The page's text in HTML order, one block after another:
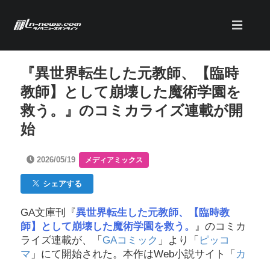
『異世界転生した元教師、【臨時
教師】として崩壊した魔術学園を
救う。』のコミカライズ連載が開
始
2026/05/19 メディアミックス
シェアする
GA文庫刊『 異世界転生した元教師、【臨時教
師】として崩壊した魔術学園を救う。
』のコミカ
ライズ連載が、「 GAコミック 」より「 ピッコ
マ 」にて開始された。本作はWeb小説サイト「 カ